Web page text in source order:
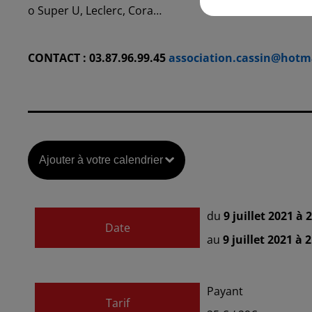
o Super U, Leclerc, Cora…
CONTACT : 03.87.96.99.45
Ajouter à votre calendrier
Date
du9 juillet 2021 à
au9 juillet 2021 à
Tarif
Payant